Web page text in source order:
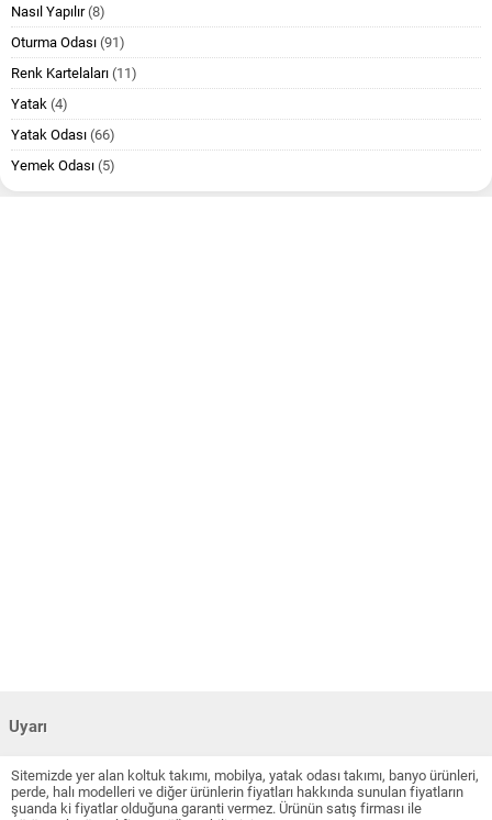
Nasıl Yapılır(8)
Oturma Odası (91)
Renk Kartelaları (11)
Yatak (4)
Yatak Odası (66)
Yemek Odası (5)
Uyarı
Sitemizde yer alan koltuk takımı, mobilya, yatak odası takımı, banyo ürünleri,
perde, halı modelleri ve diğer ürünlerin fiyatları hakkında sunulan fiyatların
şuanda ki fiyatlar olduğuna garanti vermez. Ürünün satış firması ile